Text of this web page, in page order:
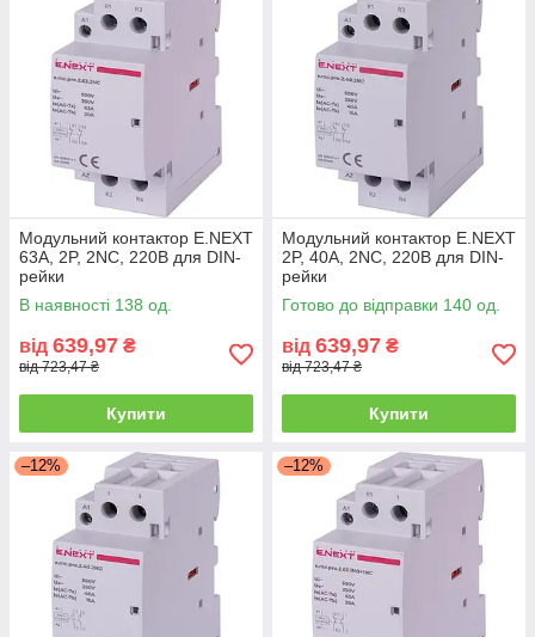
Модульний контактор E.NEXT
63А, 2P, 2NC, 220В для DIN-
рейки
В наявності 138 од.
від 639,97 ₴
від 723,47 ₴
Купити
Модульний контактор E.NEXT
2P, 40А, 2NC, 220В для DIN-
рейки
Готово до відправки 140 од.
від 639,97 ₴
від 723,47 ₴
Купити
–12% –12%